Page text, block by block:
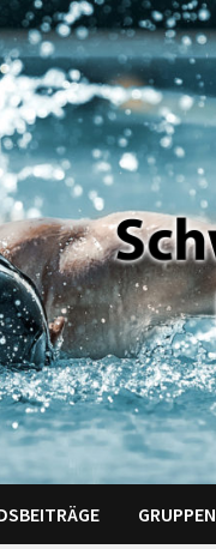
GRUPPEN